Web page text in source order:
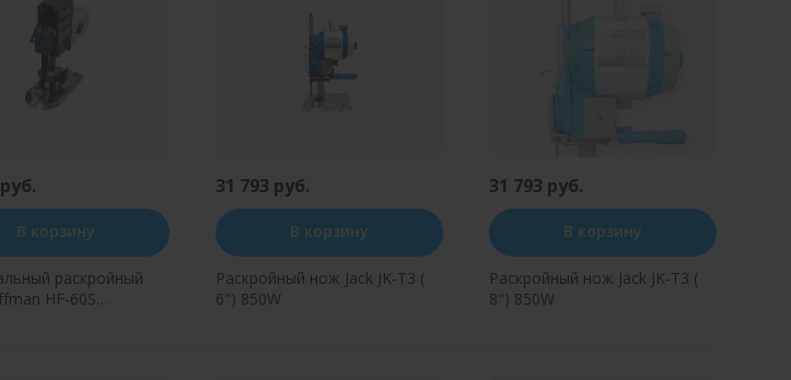
В корзину
раскройный
HF-60S
31 793 руб.
В корзину
Раскройный нож Jack JK-T3 (
6") 850W
31 793 руб.
В корзину
Раскройный нож Jack JK-T3 (
8") 850W